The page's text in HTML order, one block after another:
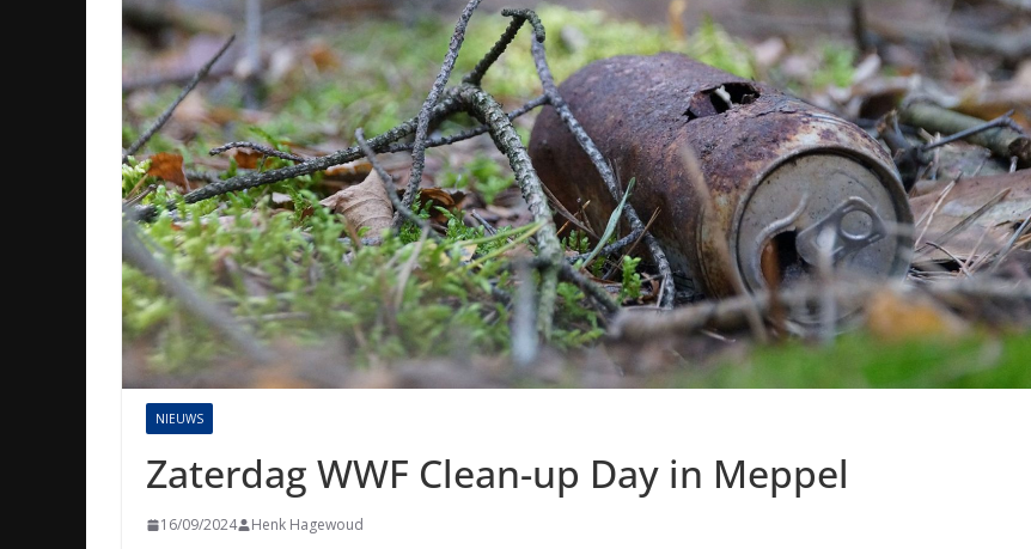
NIEUWS
Zaterdag WWF Clean-up Day in Meppel
16/09/2024 Henk Hagewoud